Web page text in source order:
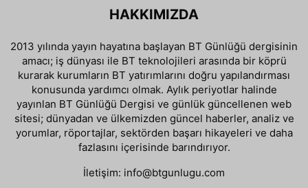
HAKKIMIZDA
2013 yılında yayın hayatına başlayan BT Günlüğü dergisinin
amacı; iş dünyası ile BT teknolojileri arasında bir köprü
kurarak kurumların BT yatırımlarını doğru yapılandırması
konusunda yardımcı olmak. Aylık periyotlar halinde
yayınlan BT Günlüğü Dergisi ve günlük güncellenen web
sitesi; dünyadan ve ülkemizden güncel haberler, analiz ve
yorumlar, röportajlar, sektörden başarı hikayeleri ve daha
fazlasını içerisinde barındırıyor.
İletişim: info@btgunlugu.com